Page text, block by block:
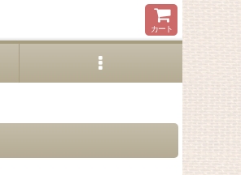
カート